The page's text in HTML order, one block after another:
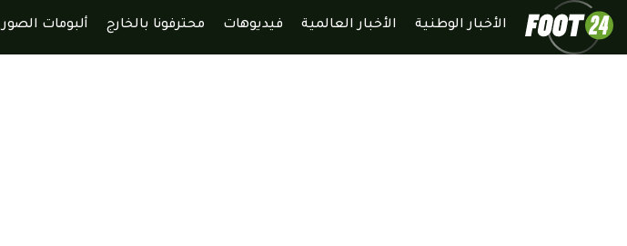
الأخبار الوطنية الأخبار العالمية فيديوهات محترفونا بالخارج ألبومات الصور